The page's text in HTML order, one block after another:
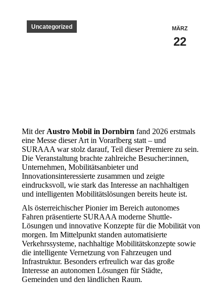
MÄRZ
22
Uncategorized
Mit der Austro Mobil in Dornbirn fand 2026 erstmals
eine Messe dieser Art in Vorarlberg statt – und
SURAAA war stolz darauf, Teil dieser Premiere zu sein.
Die Veranstaltung brachte zahlreiche Besucher:innen,
Unternehmen, Mobilitätsanbieter und
Innovationsinteressierte zusammen und zeigte
eindrucksvoll, wie stark das Interesse an nachhaltigen
und intelligenten Mobilitätslösungen bereits heute ist.
Als österreichischer Pionier im Bereich autonomes
Fahren präsentierte SURAAA moderne Shuttle-
Lösungen und innovative Konzepte für die Mobilität von
morgen. Im Mittelpunkt standen automatisierte
Verkehrssysteme, nachhaltige Mobilitätskonzepte sowie
die intelligente Vernetzung von Fahrzeugen und
Infrastruktur. Besonders erfreulich war das große
Interesse an autonomen Lösungen für Städte,
Gemeinden und den ländlichen Raum.